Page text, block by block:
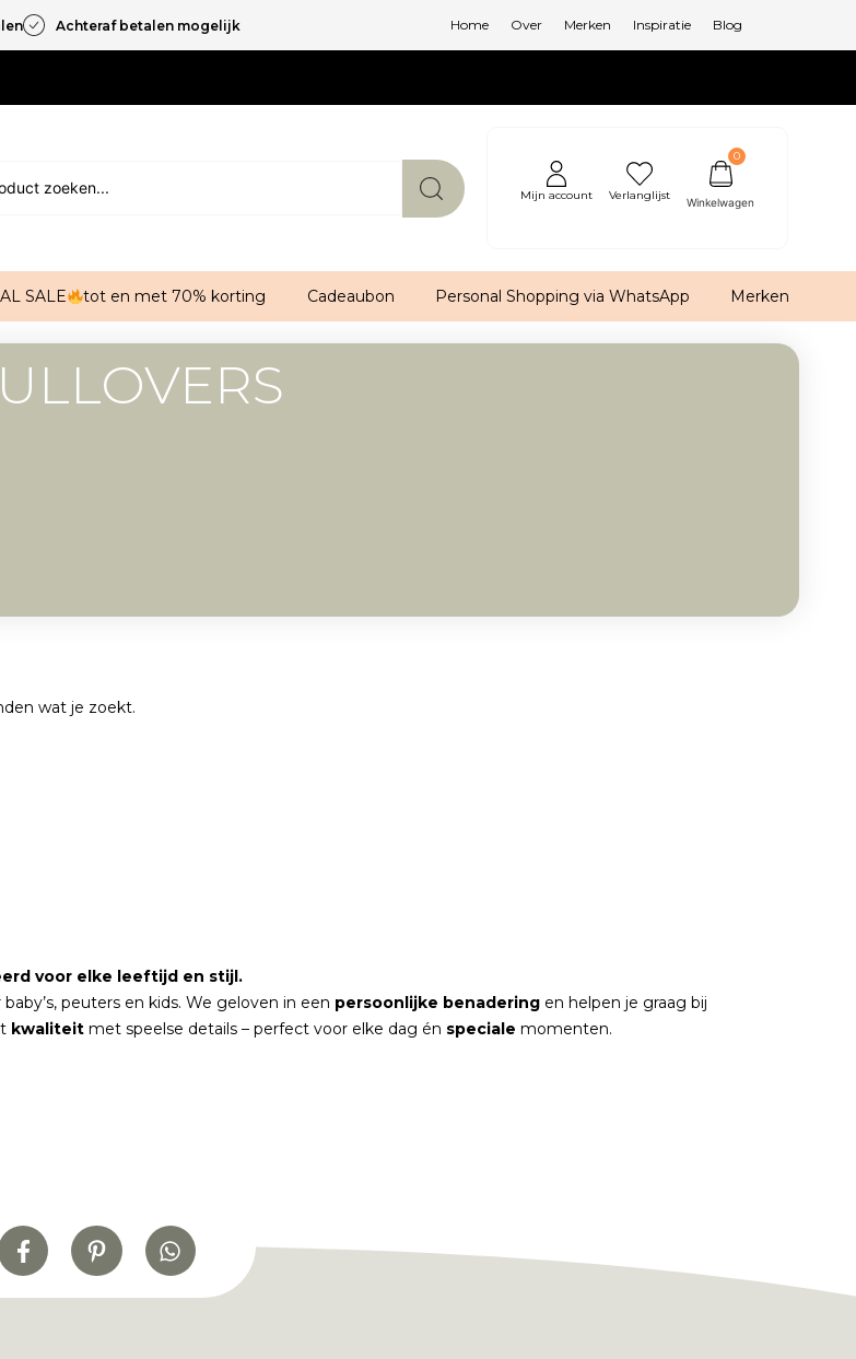
Achteraf betalen mogelijk Home Over Merken Inspiratie Blog
Mijn account Verlanglijst
0
SALE tot en met 70% korting Cadeaubon Personal Shopping via WhatsApp Merken
wat je zoekt.
voor elke leeftijd en stijl.
peuters en kids. We geloven in een persoonlijke benadering en helpen je graag bij
kwaliteit met speelse details – perfect voor elke dag én speciale momenten.